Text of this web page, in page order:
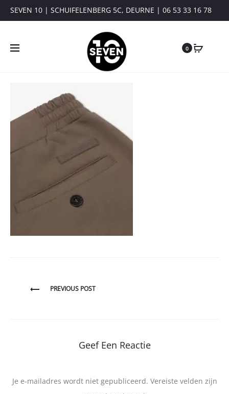
SEVEN 10 | SCHUIFELENBERG 5C, DEURNE | 06 53 33 16 78
0
BerichtPREVIOUS POST
Geef Een Reactie
Je e-mailadres wordt niet gepubliceerd. Vereiste velden zijn